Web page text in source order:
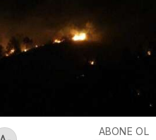
ABONE OL